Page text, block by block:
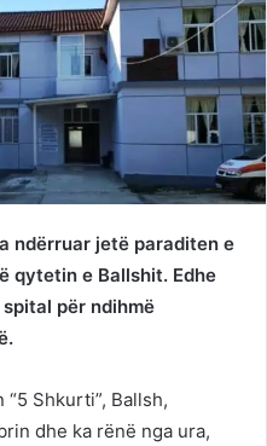
ndërruar jetë paraditen e
qytetin e Ballshit. Edhe
për ndihmë
Shkurti”, Ballsh,
dhe ka rënë nga ura,